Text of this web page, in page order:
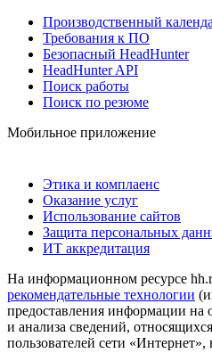
Производственный
Требования к ПО
Безопасный HeadHunter
HeadHunter API
Поиск работы
Поиск по резюме
Мобильное приложение
Этика и комплаенс
Оказание услуг
Использование сайтов
Защита персональных
ИТ аккредитация
На информационном ресурсе
рекомендательные технологии
предоставления информации на
и анализа сведений,
пользователей сети